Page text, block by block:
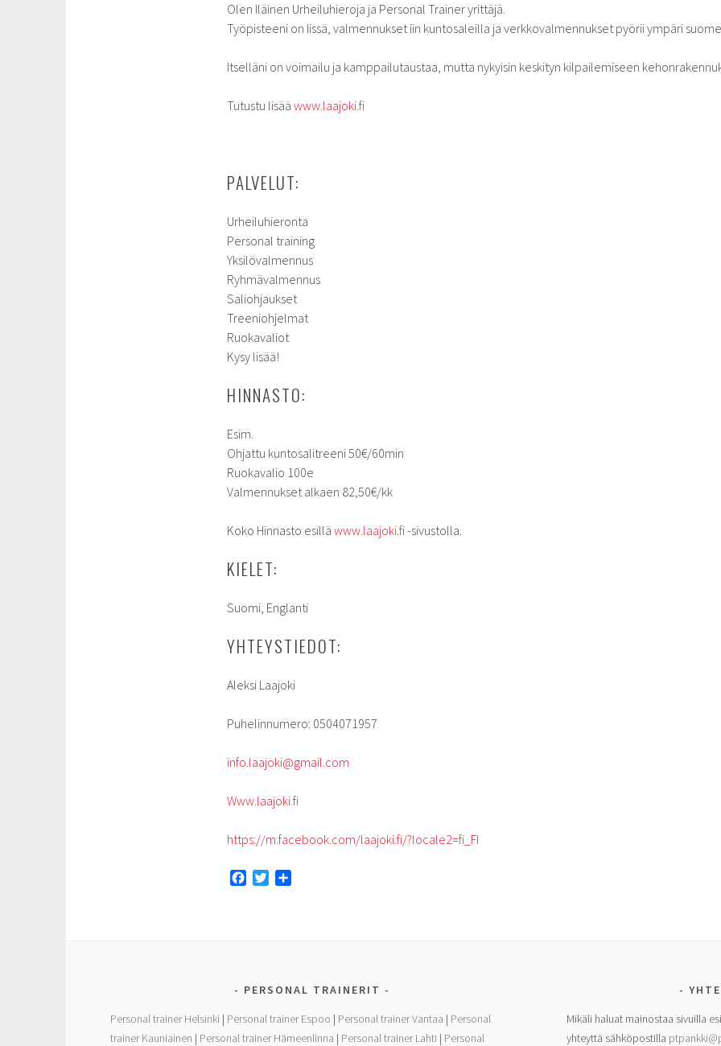
Olen Iläinen Urheiluhieroja ja Personal Trainer yrittäjä.
Työpisteeni on Iissä, valmennukset iin kuntosaleilla ja verkkovalmennukset pyörii ympäri
Itselläni on voimailu ja kamppailutaustaa, mutta nykyisin keskityn kilpailemiseen
Tutustu lisääwww.laajoki.fi
PALVELUT:
Urheiluhieronta
Personal training
Yksilövalmennus
Ryhmävalmennus
Saliohjaukset
Treeniohjelmat
Ruokavaliot
Kysy lisää!
HINNASTO:
Esim.
Ohjattu kuntosalitreeni 50€/60min
Ruokavalio 100e
Valmennukset alkaen 82,50€/kk
Koko Hinnasto esilläwww.laajoki.fi-sivustolla.
KIELET:
Suomi, Englanti
YHTEYSTIEDOT:
Aleksi Laajoki
Puhelinnumero: 0504071957
info.laajoki@gmail.com
Www.laajoki.fi
https://m.facebook.com/laajoki.fi/?locale2=fi_FI
k
PERSONAL TRAINERIT
Personal trainer Helsinki | Personal trainer Espoo | Personal trainer Vantaa | Personal
trainer Kauniainen | Personal trainer Hämeenlinna | Personal trainer Lahti | Personal
Mikäli haluat mainostaa sivuilla
yhteyttä sähköpostilla